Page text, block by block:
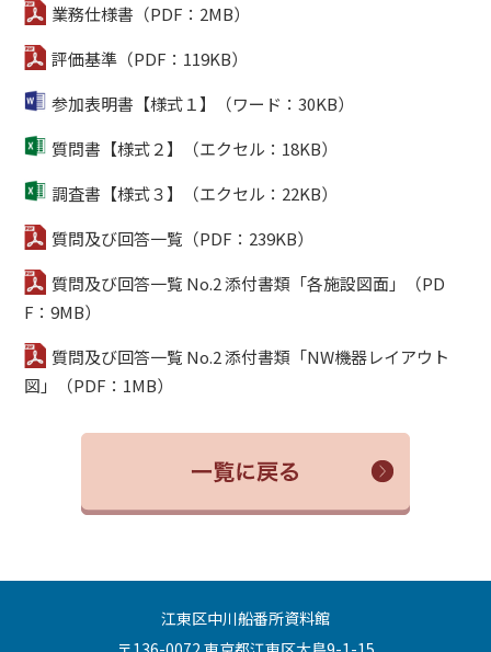
業務仕様書（PDF：2MB）
評価基準（PDF：119KB）
参加表明書【様式１】（ワード：30KB）
質問書【様式２】（エクセル：18KB）
調査書【様式３】（エクセル：22KB）
質問及び回答一覧（PDF：239KB）
質問及び回答一覧 No.2 添付書類「各施設図面」（PD
F：9MB）
質問及び回答一覧 No.2 添付書類「NW機器レイアウト
図」（PDF：1MB）
江東区中川船番所資料館